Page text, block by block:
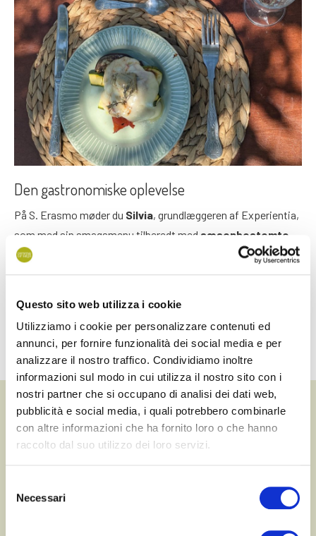
Questo sito web utilizza i cookie
Utilizziamo i cookie per personalizzare contenuti ed
annunci, per fornire funzionalità dei social media e per
analizzare il nostro traffico. Condividiamo inoltre
informazioni sul modo in cui utilizza il nostro sito con i
nostri partner che si occupano di analisi dei dati web,
pubblicità e social media, i quali potrebbero combinarle
con altre informazioni che ha fornito loro o che hanno
raccolto dal suo utilizzo dei loro servizi.
delNecessari
Den gastronomiske oplevelse
På S. Erasmo møder du Silvia, grundlæggeren af Experientia,
som med sin smagsmenu tilberedt med sæsonbestemte
og økologiske råvarer
fra øens landmænd inviterer dig til at
nyde essensen af dette sted.
Hver ret fortæller en historie om omsorg, fællesskab og
lagunens ånd. Det er ikke bare en frokost, men en sensorisk
rejse ind i Sant’Erasmos smagsoplevelser og traditioner.
Nyttig information
Fra onsdag til fredag fra kl. 12.30 til 18.00. Det er også muligt at
arrangere oplevelsen på andre tidspunkter: Kontakt
Experience